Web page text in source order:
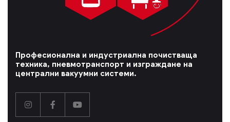
Професионална и индустриална почистваща
техника, пневмотранспорт и изграждане на
централни вакуумни системи.